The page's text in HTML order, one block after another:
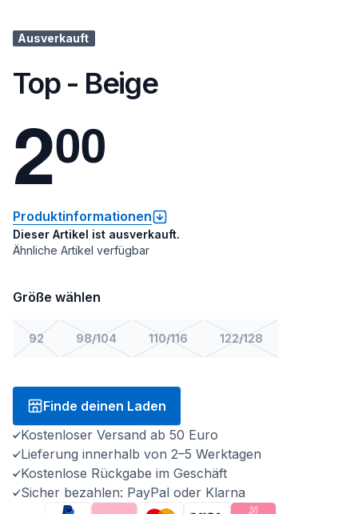
Ausverkauft
Top - Beige
200
Produktinformationen
Dieser Artikel ist ausverkauft.
Ähnliche Artikel verfügbar
Größe wählen
92 98/104 110/116 122/128
Finde deinen Laden
Kostenloser Versand ab 50 Euro
Lieferung innerhalb von 2–5 Werktagen
Kostenlose Rückgabe im Geschäft
Sicher bezahlen: PayPal oder Klarna